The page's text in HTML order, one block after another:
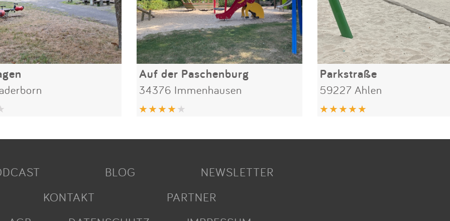
Auf der Paschenburg
34376 Immenhausen
Parkstraße
59227 Ahlen
BLOG
NEWSLETTER
KONTAKT
PARTNER